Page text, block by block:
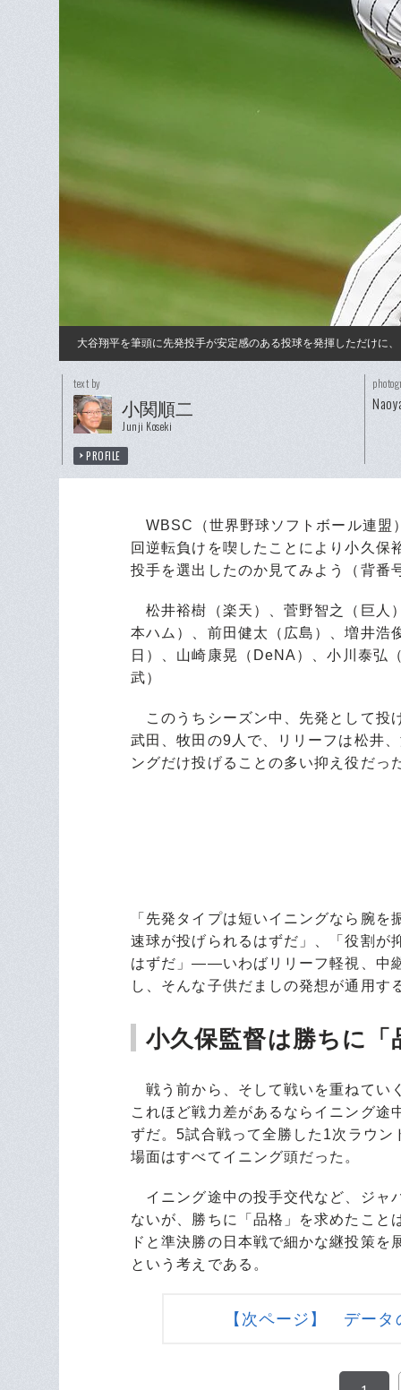
大谷翔平を筆頭に先発投手が安定感のある投球を発揮しただけに
text by
小関順二
Junji Koseki
PROFILE
WBSC（世界野球ソフトボール連盟
回逆転負けを喫したことにより小久保
投手を選出したのか見てみよう（背番
松井裕樹（楽天）、菅野智之（巨人
本ハム）、前田健太（広島）、増井浩
日）、山崎康晃（DeNA）、小川泰弘
武）
このうちシーズン中、先発として投
武田、牧田の9人で、リリーフは松井
ングだけ投げることの多い抑え役だっ
「先発タイプは短いイニングなら腕
速球が投げられるはずだ」、「役割が
はずだ」――いわばリリーフ軽視、中
し、そんな子供だましの発想が通用す
小久保監督は勝ちに
戦う前から、そして戦いを重ねてい
これほど戦力差があるならイニング途
ずだ。5試合戦って全勝した1次ラウ
場面はすべてイニング頭だった。
イニング途中の投手交代など、ジャ
ないが、勝ちに「品格」を求めたこと
ドと準決勝の日本戦で細かな継投策
という考えである。
【次ページ】 データ